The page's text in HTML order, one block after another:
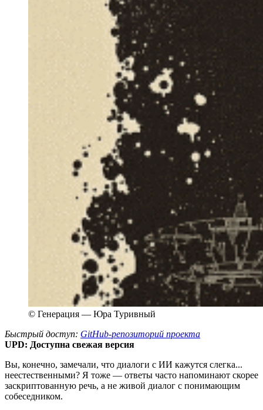
© Генерация — Юра Туривный
Быстрый доступ: GitHub-репозиторий проекта
UPD: Доступна свежая версия
Вы, конечно, замечали, что диалоги с ИИ кажутся слегка...
неестественными? Я тоже — ответы часто напоминают скорее
заскриптованную речь, а не живой диалог с понимающим
собеседником.